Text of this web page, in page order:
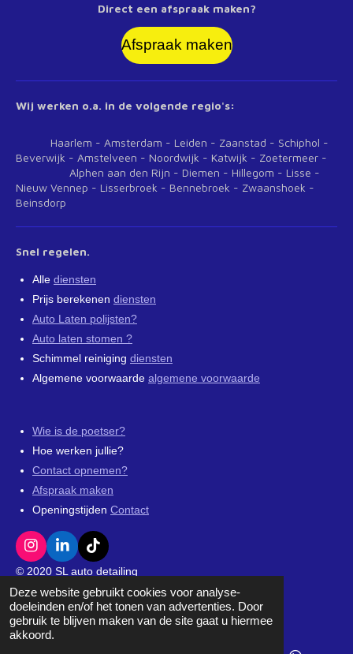
Deze website gebruikt cookies voor analyse-
doeleinden en/of het tonen van advertenties. Door
gebruik te blijven maken van de site gaat u hiermee
akkoord.
Direct een afspraak maken?
Afspraak maken
Wij werken o.a. in de volgende regio's:
Haarlem - Amsterdam - Leiden - Zaanstad - Schiphol -
Beverwijk - Amstelveen - Noordwijk - Katwijk - Zoetermeer -
Alphen aan den Rijn - Diemen - Hillegom - Lisse -
Nieuw Vennep - Lisserbroek - Bennebroek - Zwaanshoek -
Beinsdorp
Snel regelen.
Alle diensten
Prijs berekenen diensten
Auto Laten polijsten?
Auto laten stomen ?
Schimmel reiniging diensten
Algemene voorwaarde algemene voorwaarde
Wie is de poetser?
Hoe werken jullie?
Contact opnemen?
Afspraak maken
Openingstijden Contact
I
n
s
t
a
g
r
L
i
n
k
e
d
T
i
k
T
o
k
© 2020 SL auto detailing
Powered byJouwWeb